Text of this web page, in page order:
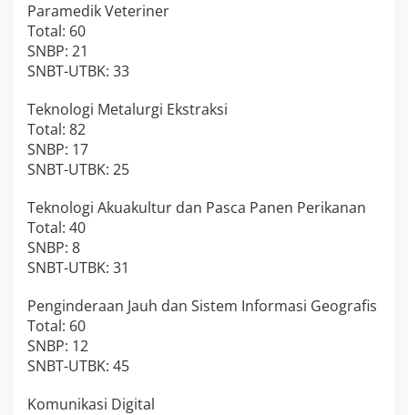
Paramedik Veteriner
Total: 60
SNBP: 21
SNBT-UTBK: 33
Teknologi Metalurgi Ekstraksi
Total: 82
SNBP: 17
SNBT-UTBK: 25
Teknologi Akuakultur dan Pasca Panen Perikanan
Total: 40
SNBP: 8
SNBT-UTBK: 31
Penginderaan Jauh dan Sistem Informasi Geografis
Total: 60
SNBP: 12
SNBT-UTBK: 45
Komunikasi Digital